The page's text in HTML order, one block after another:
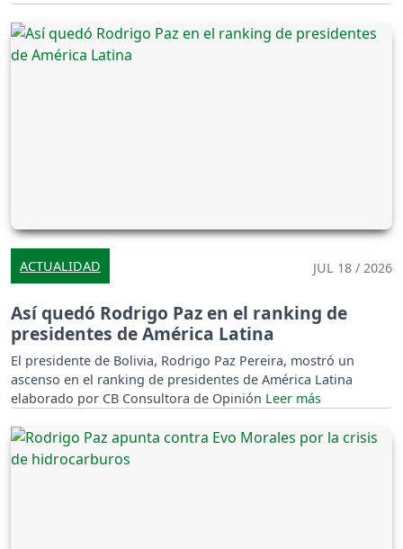
ACTUALIDAD JUL 18 / 2026
Así quedó Rodrigo Paz en el ranking de
presidentes de América Latina
El presidente de Bolivia, Rodrigo Paz Pereira, mostró un
ascenso en el ranking de presidentes de América Latina
elaborado por CB Consultora de Opinión